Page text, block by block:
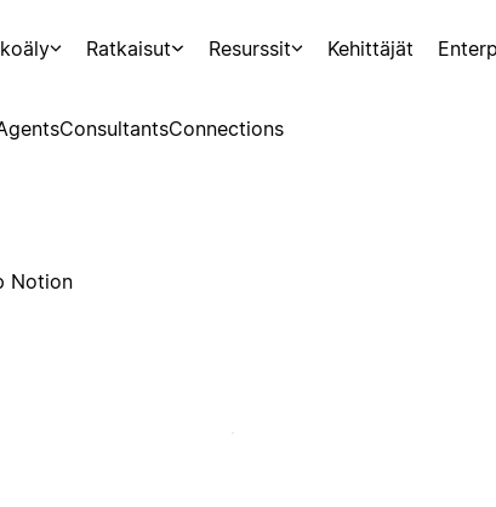
Ratkaisut Resurssit Kehittäjät
ConsultantsConnections
Notion